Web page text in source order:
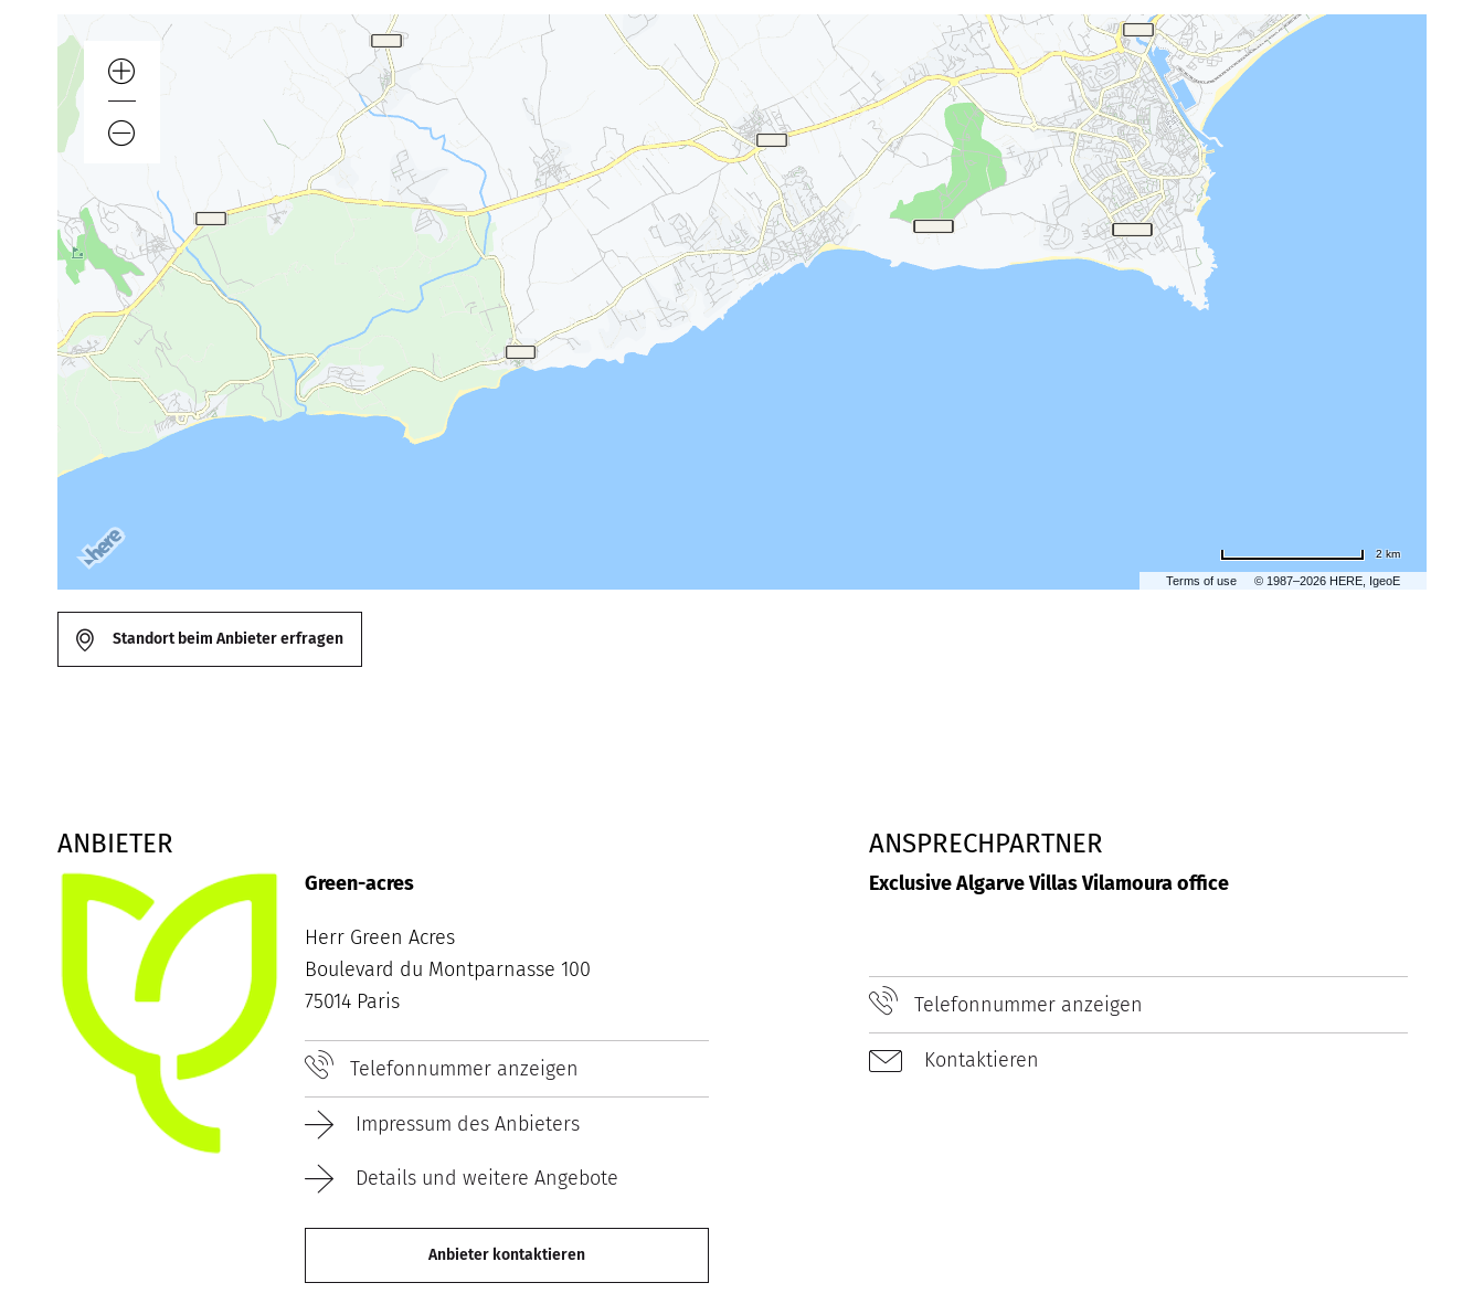
Terms of use © 1987–2026 HERE, IgeoE
2 km
Standort beim Anbieter erfragen
ANBIETER
Green-acres
Herr Green Acres
Boulevard du Montparnasse 100
75014 Paris
Telefonnummer anzeigen
Impressum des Anbieters
Details und weitere Angebote
Anbieter kontaktieren
ANSPRECHPARTNER
Exclusive Algarve Villas Vilamoura office
Telefonnummer anzeigen
Kontaktieren